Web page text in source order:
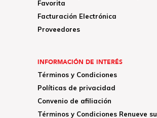
Favorita
Facturación Electrónica
Proveedores
INFORMACIÓN DE INTERÉS
Términos y Condiciones
Políticas de privacidad
Convenio de afiliación
Términos y Condiciones Renueve su